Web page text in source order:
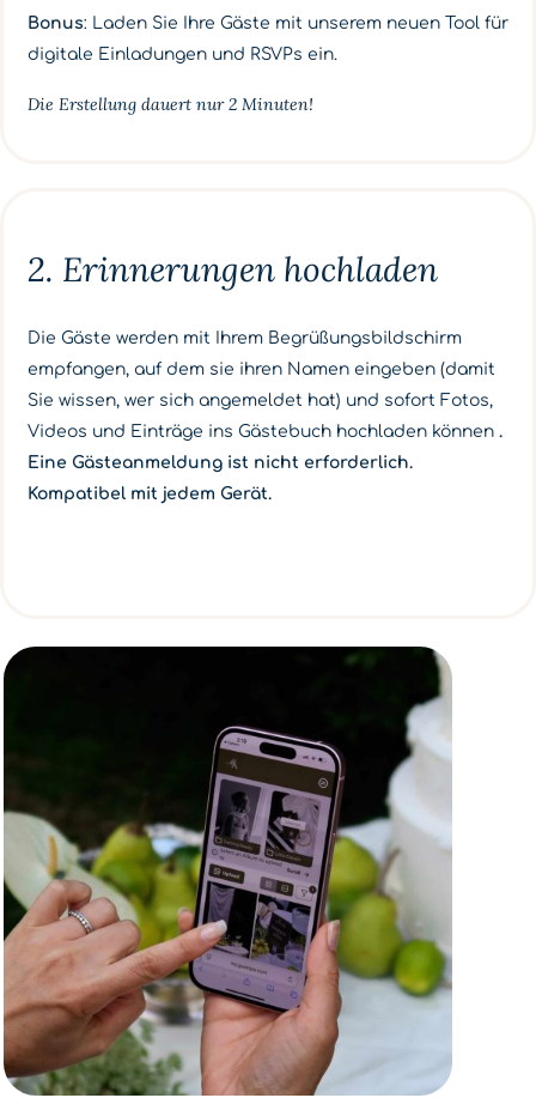
Bonus: Laden Sie Ihre Gäste mit unserem neuen Tool für
digitale Einladungen und RSVPs ein.
Die Erstellung dauert nur 2 Minuten!
2. Erinnerungen hochladen
Die Gäste werden mit Ihrem Begrüßungsbildschirm
empfangen, auf dem sie ihren Namen eingeben (damit
Sie wissen, wer sich angemeldet hat) und sofort Fotos,
Videos und Einträge ins Gästebuch hochladen können .
Eine Gästeanmeldung ist nicht erforderlich.
Kompatibel mit jedem Gerät.